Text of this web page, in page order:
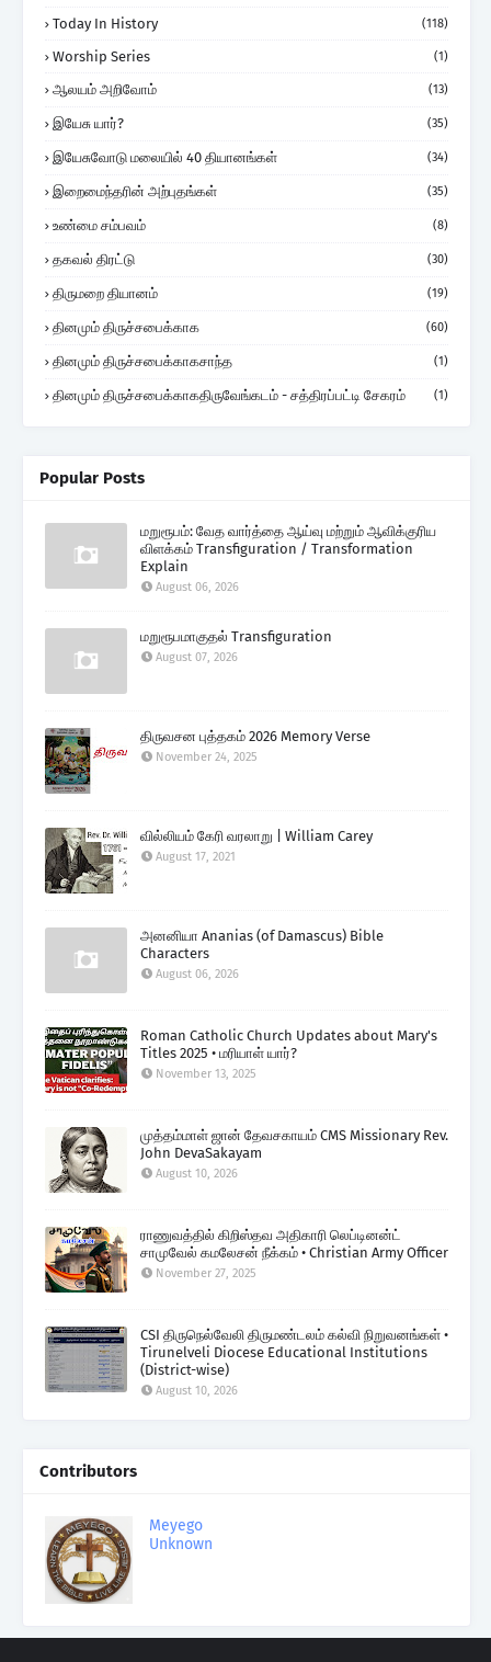
Today In History (118)
Worship Series (1)
ஆலயம் அறிவோம் (13)
இயேசு யார்? (35)
இயேசுவோடு மலையில் 40 தியானங்கள் (34)
இறைமைந்தரின் அற்புதங்கள் (35)
உண்மை சம்பவம் (8)
தகவல் திரட்டு (30)
திருமறை தியானம் (19)
தினமும் திருச்சபைக்காக (60)
தினமும் திருச்சபைக்காகசாந்த (1)
தினமும் திருச்சபைக்காகதிருவேங்கடம் - சத்திரப்பட்டி சேகரம் (1)
Popular Posts
மறுரூபம்: வேத வார்த்தை ஆய்வு மற்றும் ஆவிக்குரிய
விளக்கம் Transfiguration / Transformation
Explain
August 06, 2026
மறுரூபமாகுதல் Transfiguration
August 07, 2026
திருவசன புத்தகம் 2026 Memory Verse
November 24, 2025
வில்லியம் கேரி வரலாறு | William Carey
August 17, 2021
அனனியா Ananias (of Damascus) Bible
Characters
August 06, 2026
Roman Catholic Church Updates about Mary's
Titles 2025 • மரியாள் யார்?
November 13, 2025
முத்தம்மாள் ஜான் தேவசகாயம் CMS Missionary Rev.
John DevaSakayam
August 10, 2026
ராணுவத்தில் கிறிஸ்தவ அதிகாரி லெப்டினன்ட்
சாமுவேல் கமலேசன் நீக்கம் • Christian Army Officer
November 27, 2025
CSI திருநெல்வேலி திருமண்டலம் கல்வி நிறுவனங்கள் •
Tirunelveli Diocese Educational Institutions
(District-wise)
August 10, 2026
Contributors
Meyego
Unknown